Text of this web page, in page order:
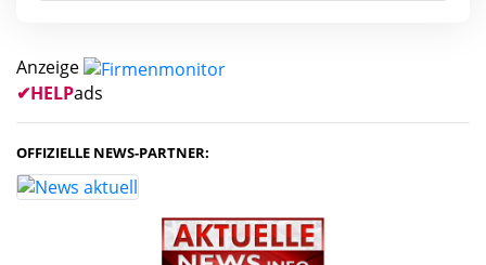
Anzeige
✔HELPads
OFFIZIELLE NEWS-PARTNER: